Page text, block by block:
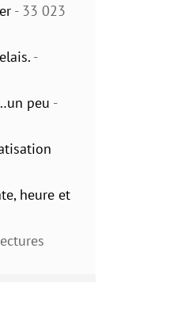
- 33 023
-
peu -
heure et